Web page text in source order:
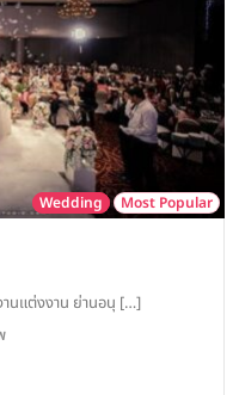
Wedding Most Popular
นแต่งงาน ย่านอนุ […]